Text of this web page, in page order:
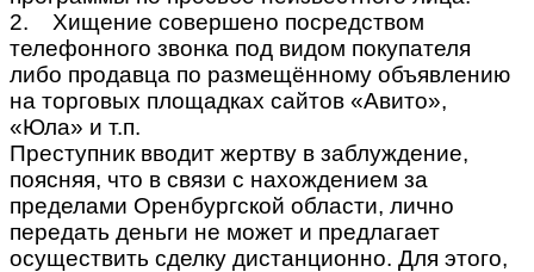
2. Хищение совершено посредством
телефонного звонка под видом покупателя
либо продавца по размещённому объявлению
на торговых площадках сайтов «Авито»,
«Юла» и т.п.
Преступник вводит жертву в заблуждение,
поясняя, что в связи с нахождением за
пределами Оренбургской области, лично
передать деньги не может и предлагает
осуществить сделку дистанционно. Для этого,